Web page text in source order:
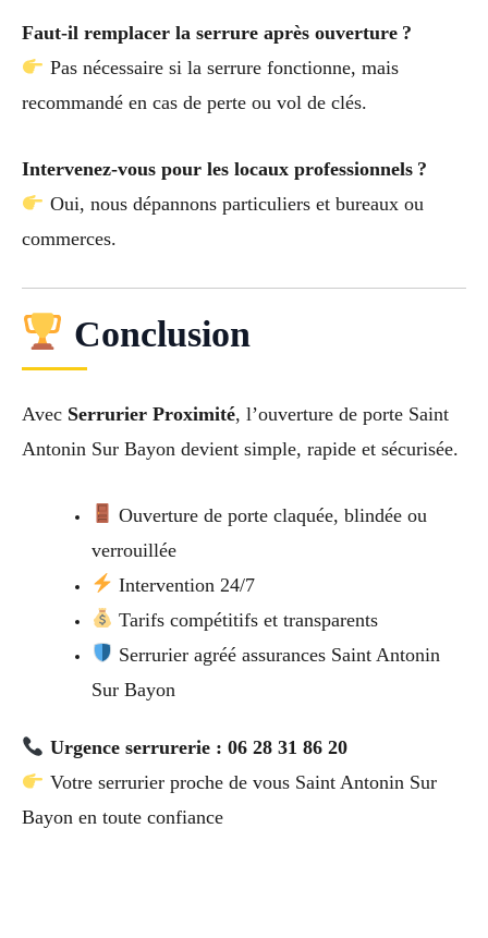
Faut-il remplacer la serrure après ouverture ?
Pas nécessaire si la serrure fonctionne, mais
recommandé en cas de perte ou vol de clés.
Intervenez-vous pour les locaux professionnels ?
Oui, nous dépannons particuliers et bureaux ou
commerces.
Conclusion
Avec Serrurier Proximité, l’ouverture de porte Saint
Antonin Sur Bayon devient simple, rapide et sécurisée.
Ouverture de porte claquée, blindée ou
verrouillée
Intervention 24/7
Tarifs compétitifs et transparents
Serrurier agréé assurances Saint Antonin
Sur Bayon
Urgence serrurerie : 06 28 31 86 20
Votre serrurier proche de vous Saint Antonin Sur
Bayon en toute confiance